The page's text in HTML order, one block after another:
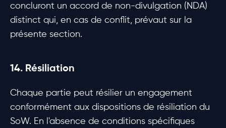
concluront un accord de non-divulgation (NDA)
distinct qui, en cas de conflit, prévaut sur la
présente section.
14. Résiliation
Chaque partie peut résilier un engagement
conformément aux dispositions de résiliation du
SoW. En l'absence de conditions spécifiques